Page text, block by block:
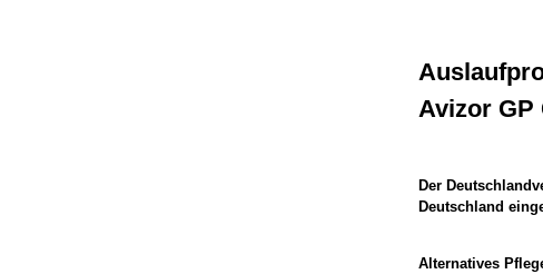
Avizor GP
Der
Deutschland
Alternatives